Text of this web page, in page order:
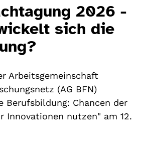
2026 -
sich die
Arbeitsgemeinschaft
(AG BFN)
Berufsbildung: Chancen der
Innovationen nutzen" am 12.